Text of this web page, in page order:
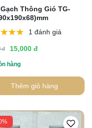
Thông Gió TG-
1 đánh giá
đ 15,000 đ
hàng
Thêm giỏ hàng